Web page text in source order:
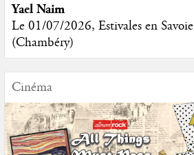
Yael Naim
Le 01/07/2026, Estivales en Savoie
(Chambéry)
Cinéma